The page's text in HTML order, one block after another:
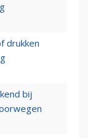
drukken
bij